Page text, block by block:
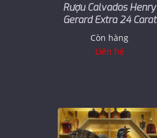
Rượu Calvados Henry
Gerard Extra 24 Carat
Còn hàng
Liên hệ